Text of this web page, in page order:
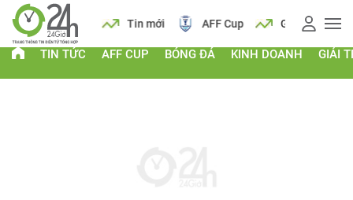
Lịch Tin mới AFF Cup Giá vàng
TIN TỨC AFF CUP BÓNG ĐÁ KINH DOANH GIẢI